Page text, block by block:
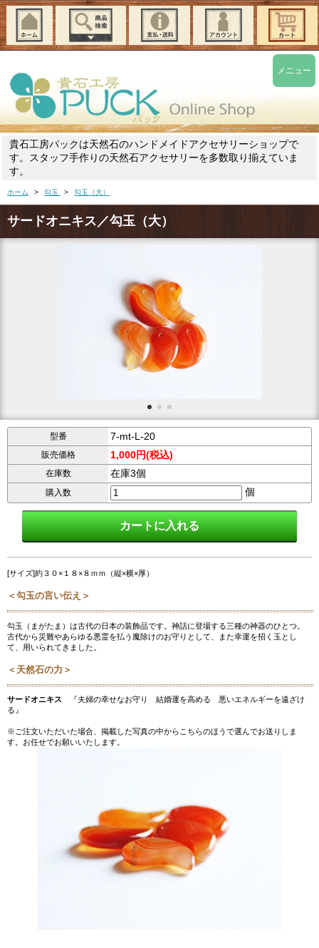
貴石工房パックは天然石のハンドメイドアクセサリーショップで
す。スタッフ手作りの天然石アクセサリーを多数取り揃えていま
す。
ホーム > 勾玉 > 勾玉（大）
サードオニキス／勾玉（大）
型番 7-mt-L-20
販売価格 1,000円(税込)
在庫数 在庫3個
購入数 個
[サイズ]約３０×１８×８ｍｍ（縦×横×厚）
＜勾玉の言い伝え＞
勾玉（まがたま）は古代の日本の装飾品です。神話に登場する三種の神器のひとつ。
古代から災難やあらゆる悪霊を払う魔除けのお守りとして、また幸運を招く玉とし
て、用いられてきました。
＜天然石の力＞
サードオニキス 『夫婦の幸せなお守り 結婚運を高める 悪いエネルギーを遠ざけ
る』
※ご注文いただいた場合、掲載した写真の中からこちらのほうで選んでお送りしま
す。お任せでお願いいたします。
メニュー